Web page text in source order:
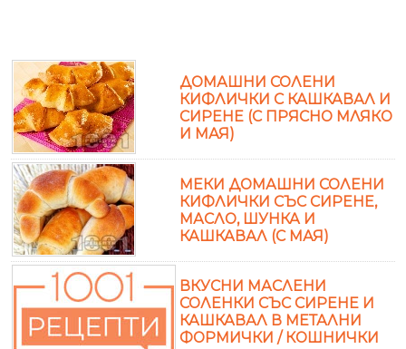
ДОМАШНИ СОЛЕНИ
КИФЛИЧКИ С КАШКАВАЛ И
СИРЕНЕ (С ПРЯСНО МЛЯКО
И МАЯ)
МЕКИ ДОМАШНИ СОЛЕНИ
КИФЛИЧКИ СЪС СИРЕНЕ,
МАСЛО, ШУНКА И
КАШКАВАЛ (С МАЯ)
ВКУСНИ МАСЛЕНИ
СОЛЕНКИ СЪС СИРЕНЕ И
КАШКАВАЛ В МЕТАЛНИ
ФОРМИЧКИ / КОШНИЧКИ